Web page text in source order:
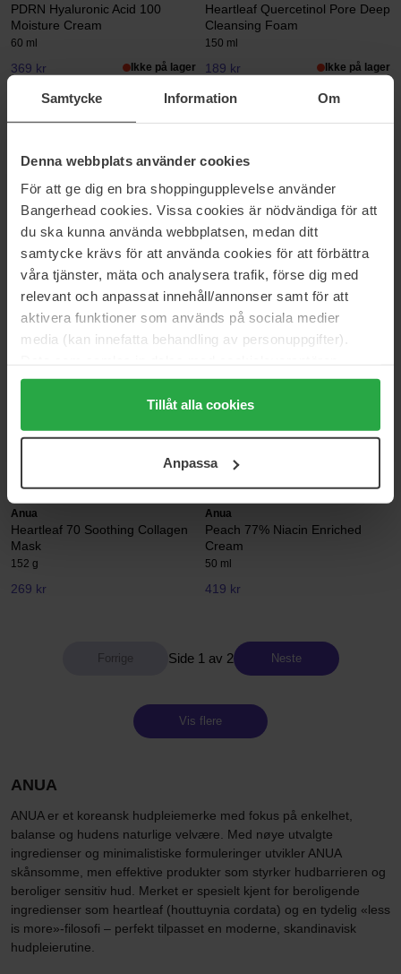
Samtycke Information Om
Denna webbplats använder cookies
För att ge dig en bra shoppingupplevelse använder
Bangerhead cookies. Vissa cookies är nödvändiga för att
du ska kunna använda webbplatsen, medan ditt
samtycke krävs för att använda cookies för att förbättra
våra tjänster, mäta och analysera trafik, förse dig med
relevant och anpassat innehåll/annonser samt för att
aktivera funktioner som används på sociala medier
media (kan innefatta behandling av personuppgifter).
Genom att trycka på "Tillåt alla cookies" accepterar du
alla cookies, medan du under "Detaljer" kan anpassa
användningen av cookies. Du kan när som helst återkalla
samt vår Integritetspolicy.
Tillåt alla cookies
Anpassa
PDRN Hyaluronic Acid 100
Moisture Cream
60 ml
369 kr Ikke på lager
Heartleaf Quercetinol Pore Deep
Cleansing Foam
150 ml
189 kr Ikke på lager
Anua
Oil
69 kr
Anua
Cleansing Powder
279 kr Ikke på lager
Anua
HEARTLEAF CENTELLA RED
SPOT CREAM
30 g
Anua
Heartleaf 70 Intense Calming
50 ml
459 kr
Anua
ZERO-CAST MOISTURIZING
50 ml
AZELAIC ACID 3 CICA SKIN
30 g
319 kr
Anua
Heartleaf 70 Soothing Collagen
Mask
152 g
269 kr
Anua
Peach 77% Niacin Enriched
Cream
50 ml
419 kr
Side 1 av 2 Neste
Vis flere
ANUA
ANUA er et koreansk hudpleiemerke med fokus på enkelhet,
balanse og hudens naturlige velvære. Med nøye utvalgte
ingredienser og minimalistiske formuleringer utvikler ANUA
skånsomme, men effektive produkter som styrker hudbarrieren og
beroliger sensitiv hud. Merket er spesielt kjent for beroligende
ingredienser som heartleaf (houttuynia cordata) og en tydelig «less
is more»-filosofi – perfekt tilpasset en moderne, skandinavisk
hudpleierutine.